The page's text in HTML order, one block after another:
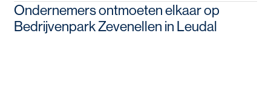
Ondernemers ontmoeten elkaar op
Bedrijvenpark Zevenellen in Leudal